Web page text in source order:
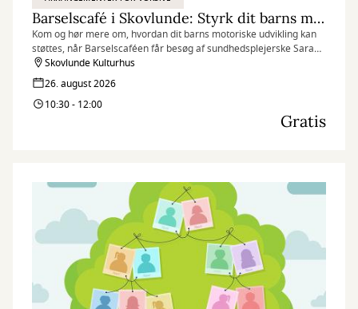
Barselscafé i Skovlunde: Styrk dit barns motorik
Kom og hør mere om, hvordan dit barns motoriske udvikling kan
støttes, når Barselscaféen får besøg af sundhedsplejerske Sarah
B. Mazur.
Skovlunde Kulturhus
26. august 2026
10:30 - 12:00
Gratis